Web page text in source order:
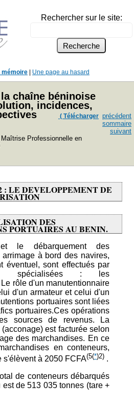
Rechercher sur le site:
mémoire Une page au hasard
chaîne béninoise
incidences,
( Télécharger
Professionnelle en
précédent
sommaire
suivant
: LE DEVELOPPEMENT DE
DES
PORTUAIRES AU BENIN.
et le débarquement des
à bord des navires,
éventuel, sont effectués par
spécialisées : les
rôle d'un manutentionnaire
d'un armateur et celui d'un
portuaires sont liées
portuaires.Ces opérations
sources de revenus. La
est facturée selon
des marchandises. En ce
en conteneurs,
s'élèvent à 2050 FCFA(5(*)2) .
de conteneurs débarqués
de 513 035 tonnes (tare +